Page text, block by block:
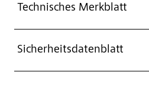
Technisches Merkblatt
Sicherheitsdatenblatt